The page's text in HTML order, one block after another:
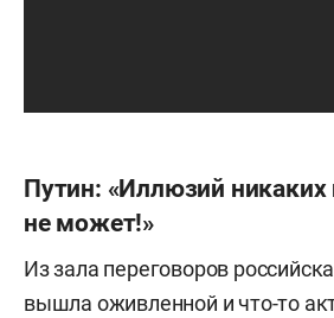
Путин: «Иллюзий никаких
не может!»
Из зала переговоров
вышла оживленной и что-то